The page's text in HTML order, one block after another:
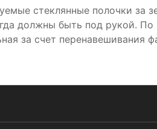
стеклянные полочки за
должны быть под рукой.
за счет перенавешивания